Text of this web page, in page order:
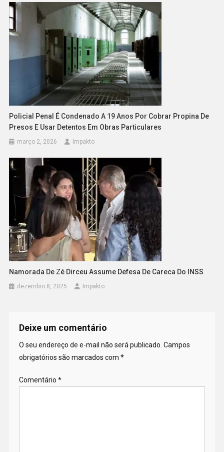
Policial Penal É Condenado A 19 Anos Por Cobrar Propina De
Presos E Usar Detentos Em Obras Particulares
março 2, 2026 Impakto
Namorada De Zé Dirceu Assume Defesa De Careca Do INSS
dezembro 8, 2025 Impakto
Deixe um comentário
O seu endereço de e-mail não será publicado. Campos
obrigatórios são marcados com *
Comentário *